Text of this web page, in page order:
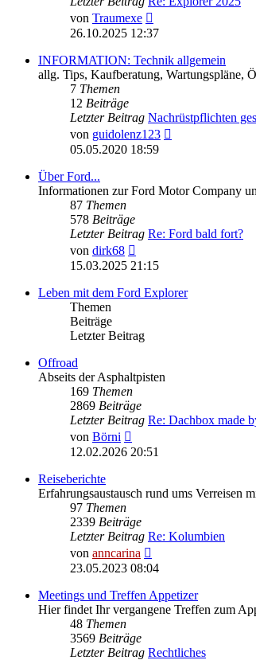
von Traumexe
Beitrag
26.10.2025 12:37
INFORMATION: Technik allgemein
allg. Tips, Kaufberatung, Wartungspläne,
7 Themen
12 Beiträge
Letzter Beitrag Nachrüstpflichten
von guidolenz123
05.05.2020 18:59
Über Ford...
Informationen zur Ford Motor Company
87 Themen
578 Beiträge
Letzter Beitrag Re: Ford bald fort?
von dirk68
Beitrag
15.03.2025 21:15
Leben mit dem Ford Explorer
Themen
Beiträge
Letzter Beitrag
Offroad
Abseits der Asphaltpisten
169 Themen
2869 Beiträge
Letzter Beitrag Re: Dachbox made
von Börni
Beitrag
12.02.2026 20:51
Reiseberichte
Erfahrungsaustausch rund ums Verreisen
97 Themen
2339 Beiträge
Letzter Beitrag Re: Kolumbien
von anncarina
Beitrag
23.05.2023 08:04
Meetings und Treffen Appetizer
Hier findet Ihr vergangene Treffen zum
48 Themen
3569 Beiträge
Letzter Beitrag Rechtliches